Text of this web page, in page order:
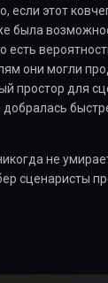
если этот
есть
они могли
простор для
не
сценаристы